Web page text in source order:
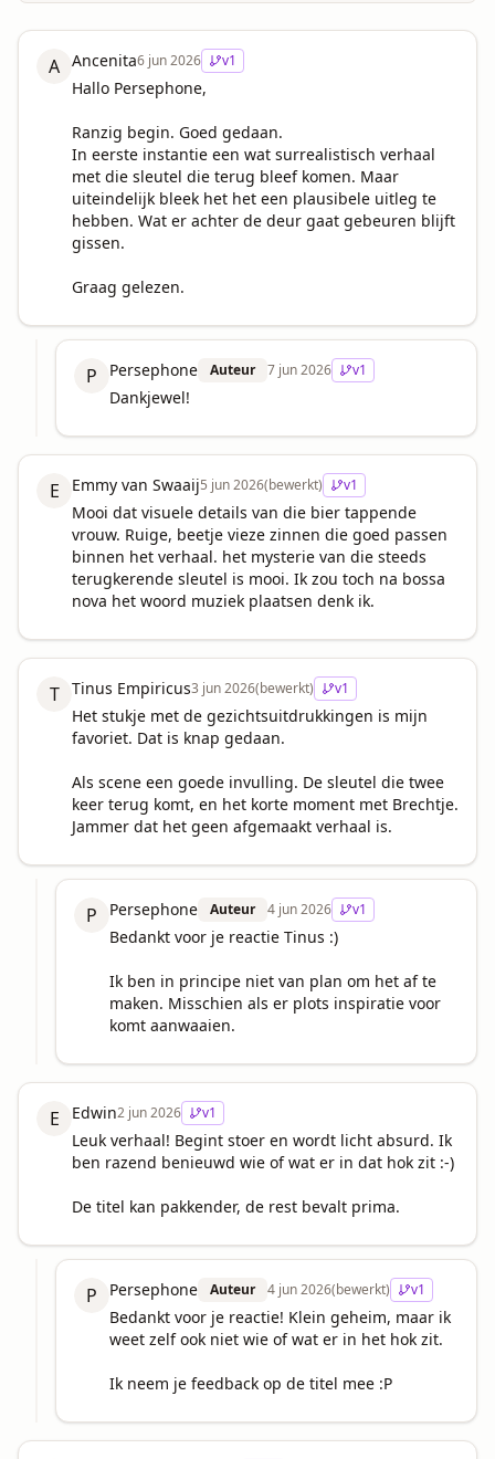
A Ancenita6 jun 2026 v1
Hallo Persephone,
Ranzig begin. Goed gedaan.
In eerste instantie een wat surrealistisch verhaal
met die sleutel die terug bleef komen. Maar
uiteindelijk bleek het het een plausibele uitleg te
hebben. Wat er achter de deur gaat gebeuren blijft
gissen.
Graag gelezen.
P Persephone Auteur 7 jun 2026 v1
Dankjewel!
E Emmy van Swaaij5 jun 2026(bewerkt) v1
Mooi dat visuele details van die bier tappende
vrouw. Ruige, beetje vieze zinnen die goed passen
binnen het verhaal. het mysterie van die steeds
terugkerende sleutel is mooi. Ik zou toch na bossa
nova het woord muziek plaatsen denk ik.
T Tinus Empiricus3 jun 2026(bewerkt) v1
Het stukje met de gezichtsuitdrukkingen is mijn
favoriet. Dat is knap gedaan.
Als scene een goede invulling. De sleutel die twee
keer terug komt, en het korte moment met Brechtje.
Jammer dat het geen afgemaakt verhaal is.
P Persephone Auteur 4 jun 2026 v1
Bedankt voor je reactie Tinus :)
Ik ben in principe niet van plan om het af te
maken. Misschien als er plots inspiratie voor
komt aanwaaien.
E Edwin2 jun 2026 v1
Leuk verhaal! Begint stoer en wordt licht absurd. Ik
ben razend benieuwd wie of wat er in dat hok zit :-)
De titel kan pakkender, de rest bevalt prima.
P Persephone Auteur 4 jun 2026(bewerkt) v1
Bedankt voor je reactie! Klein geheim, maar ik
weet zelf ook niet wie of wat er in het hok zit.
Ik neem je feedback op de titel mee :P